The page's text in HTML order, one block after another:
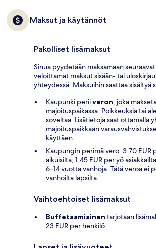
Maksut ja käytännöt
Pakolliset lisämaksut
Sinua pyydetään maksamaan
veloittamat maksut sisään- tai
yhteydessä. Maksuihin saattaa sisältyä
Kaupunki periiveron, joka
majoituspaikassa. Poikkeuksia tai
soveltaa. Lisätietoja saat ottamalla
majoituspaikkaan
käyttäen.
Kaupungin perimä vero: 3.70 EUR
aikuisilta; 1.45 EUR per yö
6–14 vuotta vanhoja. Tätä veroa ei
vanhoilta lapsilta.
Vaihtoehtoiset lisämaksut
Buffetaamiainen tarjotaan
23 EUR per henkilö